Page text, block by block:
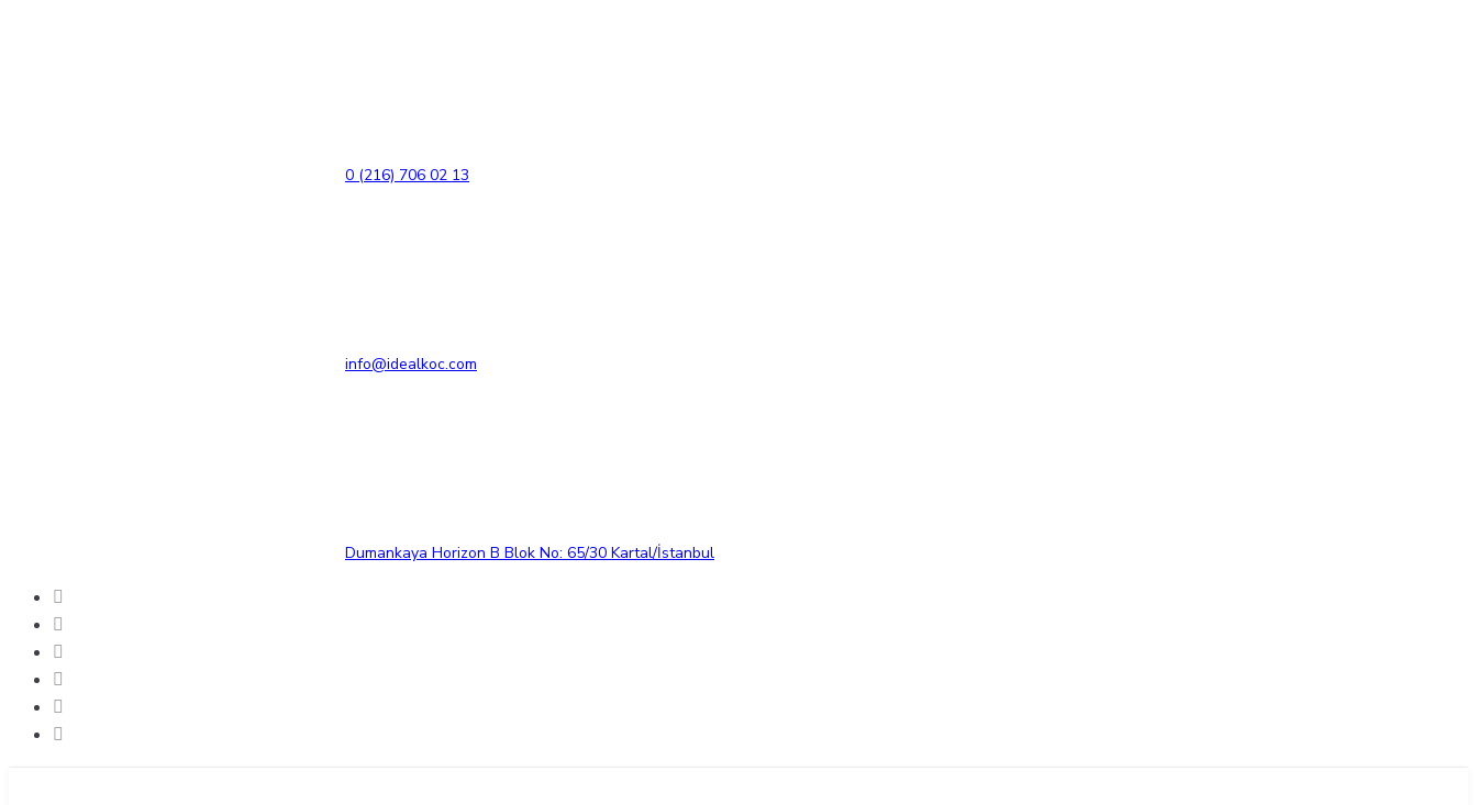
0 (216) 706 02 13
info@idealkoc.com
Dumankaya Horizon B Blok No: 65/30 Kartal/İstanbul